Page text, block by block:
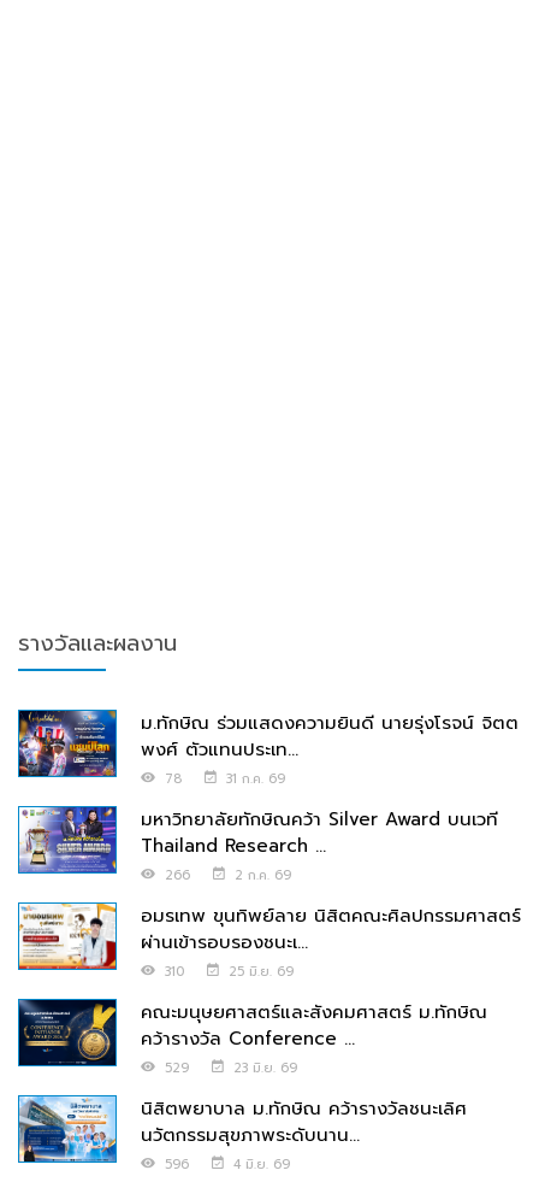
รางวัลและผลงาน
ม.ทักษิณ ร่วมแสดงความยินดี นายรุ่งโรจน์ จิตต
พงศ์ ตัวแทนประเท...
78 31 ก.ค. 69
มหาวิทยาลัยทักษิณคว้า Silver Award บนเวที
Thailand Research ...
266 2 ก.ค. 69
อมรเทพ ขุนทิพย์ลาย นิสิตคณะศิลปกรรมศาสตร์
ผ่านเข้ารอบรองชนะเ...
310 25 มิ.ย. 69
คณะมนุษยศาสตร์และสังคมศาสตร์ ม.ทักษิณ
คว้ารางวัล Conference ...
529 23 มิ.ย. 69
นิสิตพยาบาล ม.ทักษิณ คว้ารางวัลชนะเลิศ
นวัตกรรมสุขภาพระดับนาน...
596 4 มิ.ย. 69